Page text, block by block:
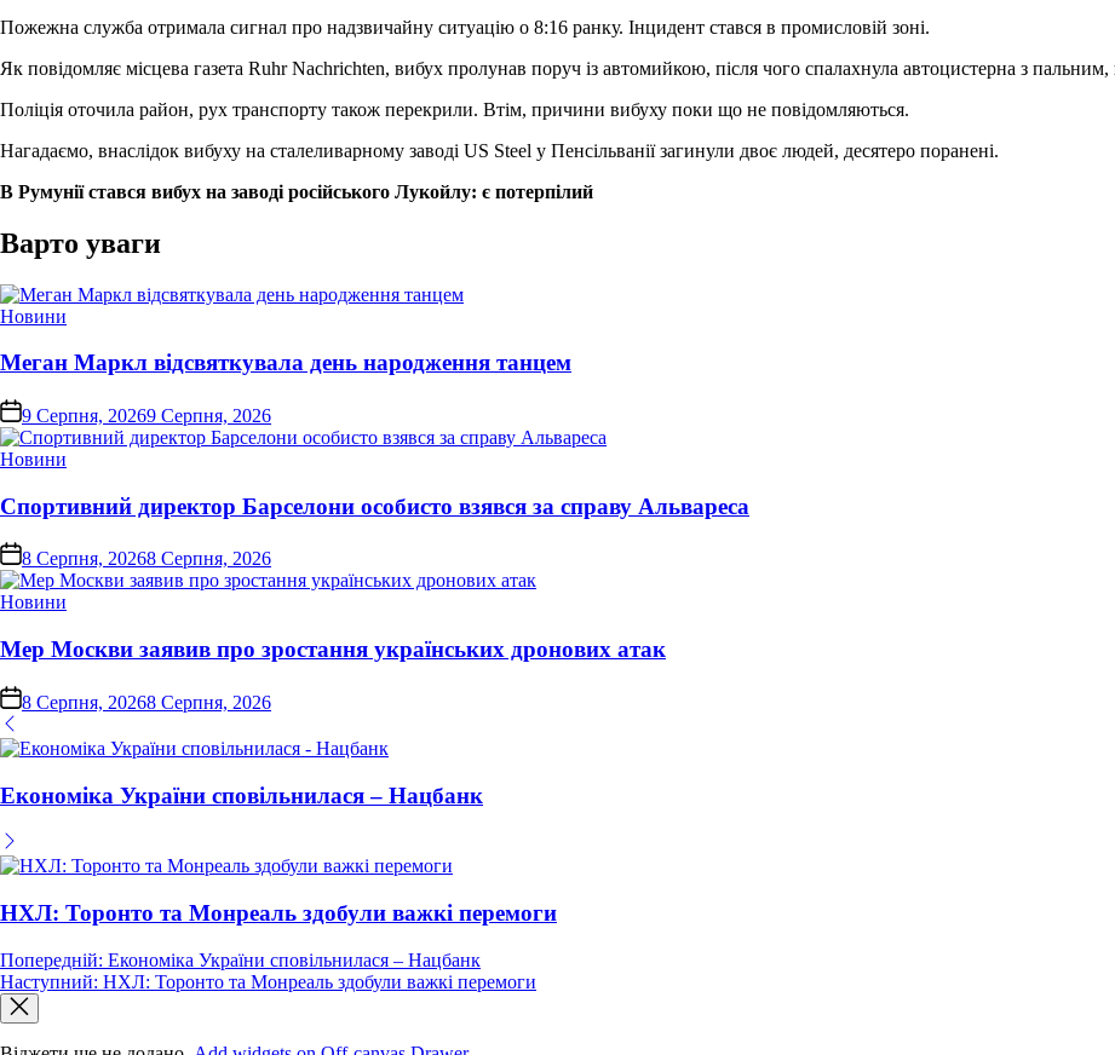
Пожежна служба отримала сигнал про надзвичайну ситуацію о 8:16 ранку. Інцидент стався в промисловій зоні.
Як повідомляє місцева газета Ruhr Nachrichten, вибух пролунав поруч із автомийкою, після чого спалахнула автоцистерна з пальним,
Поліція оточила район, рух транспорту також перекрили. Втім, причини вибуху поки що не повідомляються.
Нагадаємо, внаслідок вибуху на сталеливарному заводі US Steel у Пенсільванії загинули двоє людей, десятеро поранені.
В Румунії стався вибух на заводі російського Лукойлу: є потерпілий
Варто уваги
Опублікувати
Новини
Меган Маркл відсвяткувала день народження танцем
on9 Серпня, 20269 Серпня, 2026
Опублікувати
Новини
Спортивний директор Барселони особисто взявся за справу Альвареса
on8 Серпня, 20268 Серпня, 2026
Опублікувати
Новини
Мер Москви заявив про зростання українських дронових атак
on8 Серпня, 20268 Серпня, 2026
Економіка України сповільнилася – Нацбанк
НХЛ: Торонто та Монреаль здобули важкі перемоги
Навігація
записів
Попередній: Економіка України сповільнилася – Нацбанк
Наступний: НХЛ: Торонто та Монреаль здобули важкі перемоги